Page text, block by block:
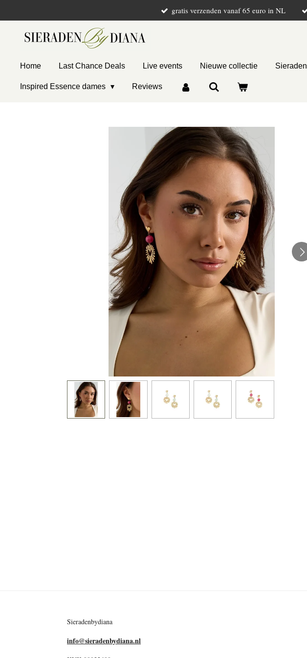
hoofdinhoud
gratis verzenden vanaf 65 euro in NL
Home Last Chance Deals Live events Nieuwe collectie Sieraden
Inspired Essence dames Reviews
Sieradenbydiana
info@sieradenbydiana.nl